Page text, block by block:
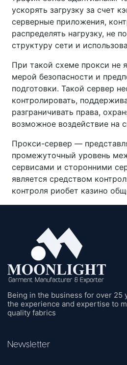
ускорять загрузку за счет
серверные приложения,
распределять нагрузку, не
структуру сети и
При такой схеме прокси не
мерой безопасности и
подготовки. Такой сервер
контролировать,
разграничивать права,
возможное воздействие на
Прокси-сервер —
промежуточный уровень
сервисами и сторонними
является средством
контроля риобет казино
Being in the business for over 25
the experience and expertise to
quality fabrics
Newsletter